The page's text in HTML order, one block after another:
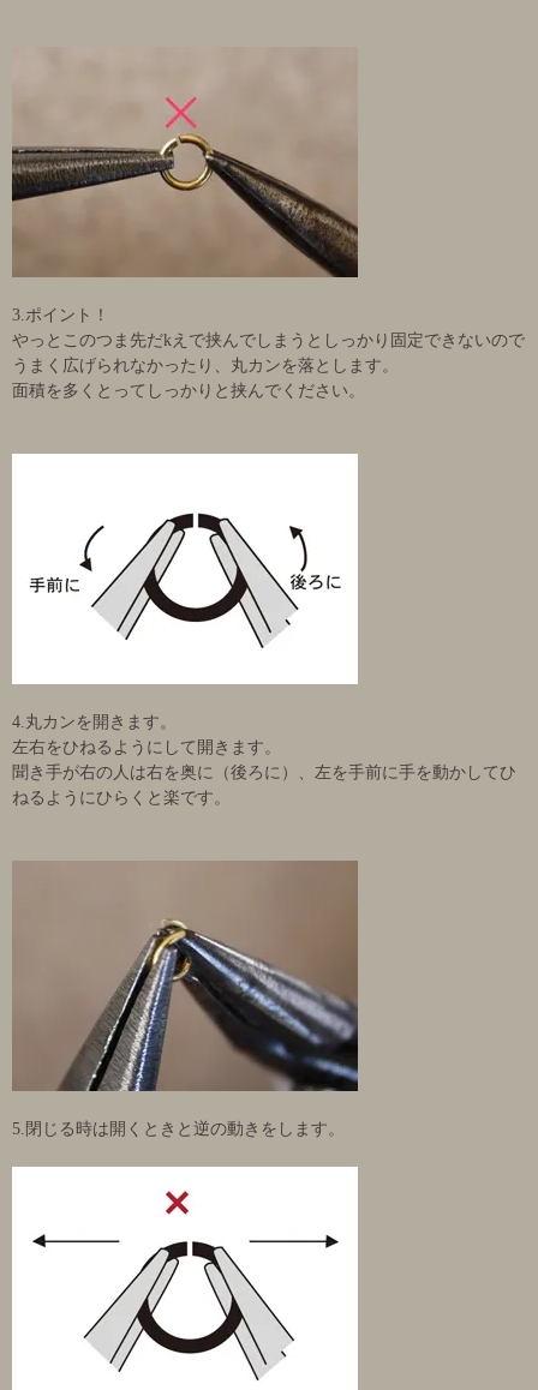
3.ポイント！
やっとこのつま先だkえで挟んでしまうとしっかり固定できないので
うまく広げられなかったり、丸カンを落とします。
面積を多くとってしっかりと挟んでください。
4.丸カンを開きます。
左右をひねるようにして開きます。
聞き手が右の人は右を奥に（後ろに）、左を手前に手を動かしてひ
ねるようにひらくと楽です。
5.閉じる時は開くときと逆の動きをします。